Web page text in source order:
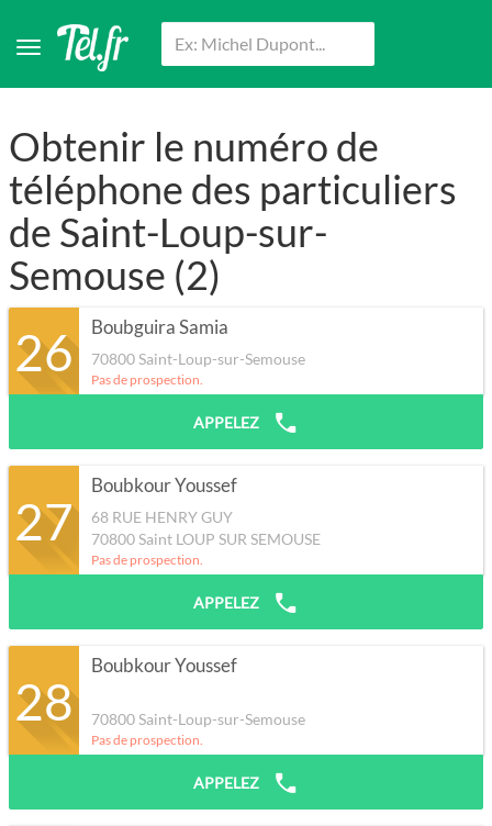
Obtenir le numéro de
téléphone des particuliers
de Saint-Loup-sur-
Semouse (2)
26 Boubguira Samia
70800Saint-Loup-sur-Semouse
Pas de prospection.
APPELEZ
27
Boubkour Youssef
68 RUE HENRY GUY
70800Saint LOUP SUR SEMOUSE
Pas de prospection.
APPELEZ
28
Boubkour Youssef
70800Saint-Loup-sur-Semouse
Pas de prospection.
APPELEZ